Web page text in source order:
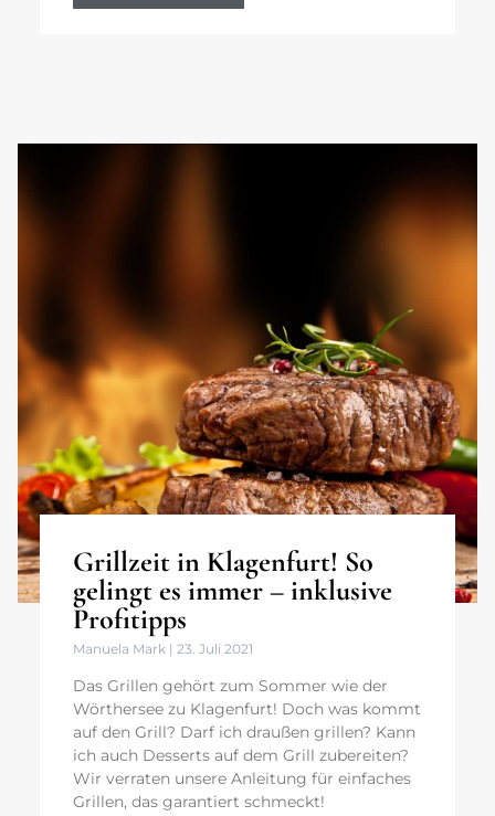
Grillzeit in Klagenfurt! So
gelingt es immer – inklusive
Profitipps
Manuela Mark 23. Juli 2021
Das Grillen gehört zum Sommer wie der
Wörthersee zu Klagenfurt! Doch was kommt
auf den Grill? Darf ich draußen grillen? Kann
ich auch Desserts auf dem Grill zubereiten?
Wir verraten unsere Anleitung für einfaches
Grillen, das garantiert schmeckt!